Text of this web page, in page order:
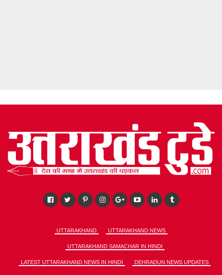
UTTARAKHAND UTTARAKHAND NEWS
UTTARAKHAND SAMACHAR IN HINDI
LATEST UTTARAKHAND NEWS IN HINDI DEHRADUN NEWS UPDATES